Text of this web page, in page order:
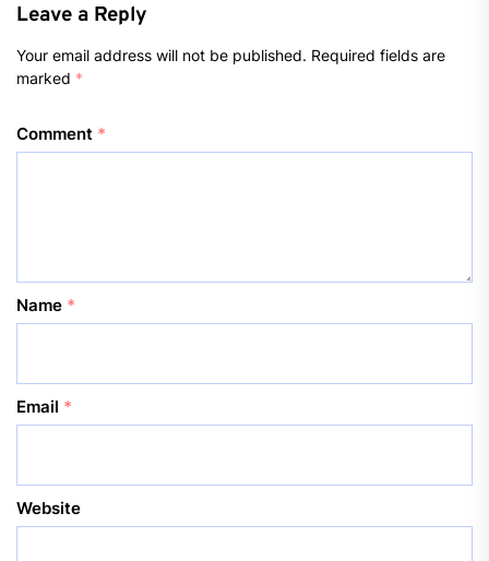
Leave a Reply
Your email address will not be published. Required fields are
marked *
Comment *
Name *
Email *
Website